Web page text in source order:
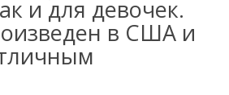
и для девочек.
в США и